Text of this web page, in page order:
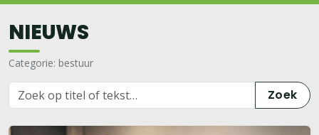
NIEUWS
Categorie: bestuur
Zoek